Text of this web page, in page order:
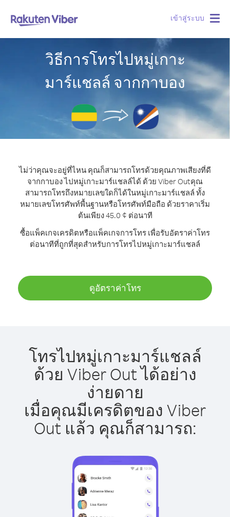
เข้าสู่ระบบ
วิธีการโทรไปหมู่เกาะ
มาร์แชลล์ จากกาบอง
ไม่ว่าคุณจะอยู่ที่ไหน คุณก็สามารถโทรด้วยคุณภาพเสียงที่ดี
จากกาบอง ไปหมู่เกาะมาร์แชลล์ได้ ด้วย Viber Outคุณ
สามารถโทรถึงหมายเลขใดก็ได้ในหมู่เกาะมาร์แชลล์ ทั้ง
หมายเลขโทรศัพท์พื้นฐานหรือโทรศัพท์มือถือ ด้วยราคาเริ่ม
ต้นเพียง 45.0 ¢ ต่อนาที
ซื้อแพ็คเกจเครดิตหรือแพ็คเกจการโทร เพื่อรับอัตราค่าโทร
ต่อนาทีที่ถูกที่สุดสำหรับการโทรไปหมู่เกาะมาร์แชลล์
ดูอัตราค่าโทร
โทรไปหมู่เกาะมาร์แชลล์
ด้วย Viber Out ได้อย่าง
ง่ายดาย
เมื่อคุณมีเครดิตของ Viber
Out แล้ว คุณก็สามารถ: